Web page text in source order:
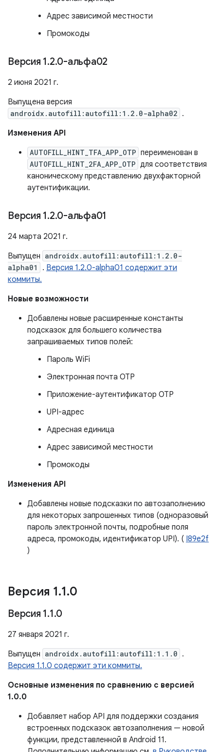
Адрес зависимой местности
Промокоды
Версия 1.2.0-альфа02
2 июня 2021 г.
Выпущена версия
androidx.autofill:autofill:1.2.0-alpha02 .
Изменения API
AUTOFILL_HINT_TFA_APP_OTP переименован в
AUTOFILL_HINT_2FA_APP_OTP для соответствия
каноническому представлению двухфакторной
аутентификации.
Версия 1.2.0-альфа01
24 марта 2021 г.
Выпущен androidx.autofill:autofill:1.2.0-
alpha01
. Версия 1.2.0-alpha01 содержит эти
коммиты.
Новые возможности
Добавлены новые расширенные константы
подсказок для большего количества
запрашиваемых типов полей:
Пароль WiFi
Электронная почта OTP
Приложение-аутентификатор OTP
UPI-адрес
Адресная единица
Адрес зависимой местности
Промокоды
Изменения API
Добавлены новые подсказки по автозаполнению
для некоторых запрошенных типов (одноразовый
пароль электронной почты, подробные поля
адреса, промокоды, идентификатор UPI). ( I89e2f
)
Версия 1.1.0
Версия 1.1.0
27 января 2021 г.
Выпущен androidx.autofill:autofill:1.1.0 .
Версия 1.1.0 содержит эти коммиты.
Основные изменения по сравнению с версией
1.0.0
Добавляет набор API для поддержки создания
встроенных подсказок автозаполнения — новой
функции, представленной в Android 11.